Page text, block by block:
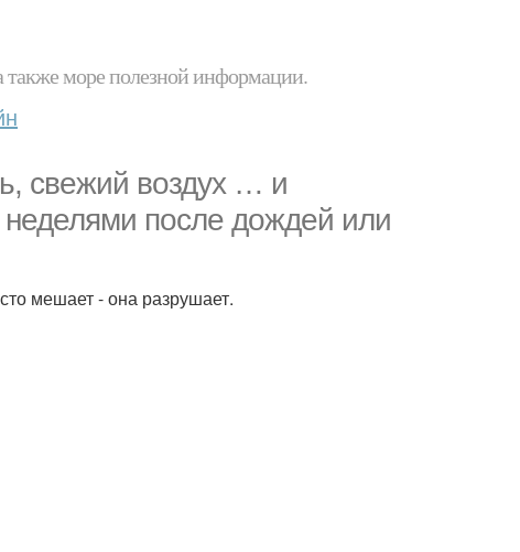
также море полезной информации.
свежий воздух … и
после дождей или
мешает - она разрушает.